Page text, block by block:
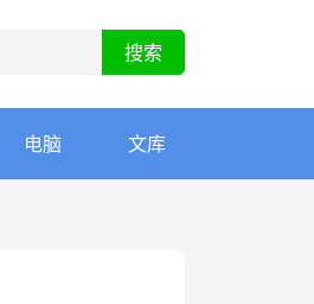
电脑 文库